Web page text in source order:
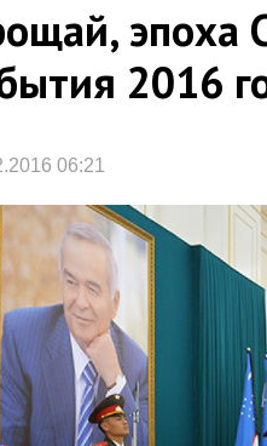
эпоха
2016
06:21